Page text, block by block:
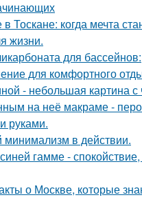
Тоскане: когда мечта
жизни.
для бассейнов:
для комфортного
- небольшая картина
на неё макраме -
руками.
в действии.
гамме -
о Москве, которые